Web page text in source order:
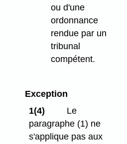
ou d'une
ordonnance
rendue par un
tribunal
compétent.
Exception
1(4)
Le
paragraphe (1) ne
s'applique pas aux